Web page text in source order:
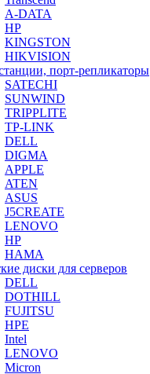
A-DATA
HP
KINGSTON
HIKVISION
порт-репликаторы
SATECHI
SUNWIND
TRIPPLITE
TP-LINK
DELL
DIGMA
APPLE
ATEN
ASUS
J5CREATE
LENOVO
HP
HAMA
диски для серверов
DELL
DOTHILL
FUJITSU
HPE
Intel
LENOVO
Micron